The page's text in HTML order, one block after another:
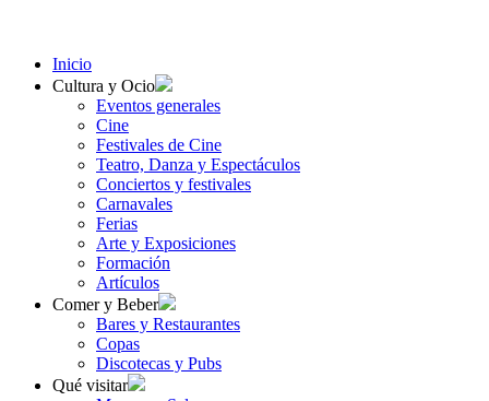
Inicio
Cultura y Ocio
Eventos generales
Cine
Festivales de Cine
Teatro, Danza y Espectáculos
Conciertos y festivales
Carnavales
Ferias
Arte y Exposiciones
Formación
Artículos
Comer y Beber
Bares y Restaurantes
Copas
Discotecas y Pubs
Qué visitar